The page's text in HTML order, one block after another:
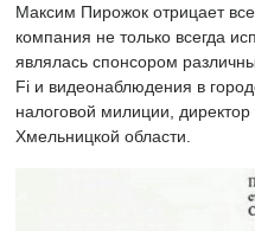
Максим Пирожок отрицает
компания не только всегда
являлась спонсором
Fi и видеонаблюдения в
налоговой милиции,
Хмельницкой области.